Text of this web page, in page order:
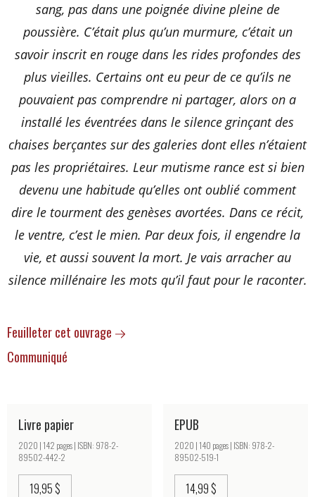
sang, pas dans une poignée divine pleine de
poussière. C’était plus qu’un murmure, c’était un
savoir inscrit en rouge dans les rides profondes des
plus vieilles. Certains ont eu peur de ce qu’ils ne
pouvaient pas comprendre ni partager, alors on a
installé les éventrées dans le silence grinçant des
chaises berçantes sur des galeries dont elles n’étaient
pas les propriétaires. Leur mutisme rance est si bien
devenu une habitude qu’elles ont oublié comment
dire le tourment des genèses avortées. Dans ce récit,
le ventre, c’est le mien. Par deux fois, il engendre la
vie, et aussi souvent la mort. Je vais arracher au
silence millénaire les mots qu’il faut pour le raconter.
Feuilleter cet ouvrage
Communiqué
Livre papier
2020 | 142 pages | ISBN: 978-2-
89502-442-2
19,95 $
EPUB
2020 | 140 pages | ISBN: 978-2-
89502-519-1
14,99 $